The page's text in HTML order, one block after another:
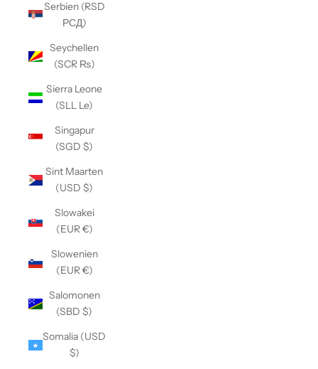
Serbien (RSD
РСД)
Seychellen
(SCR ₨)
Sierra Leone
(SLL Le)
Singapur
(SGD $)
Sint Maarten
(USD $)
Slowakei
(EUR €)
Slowenien
(EUR €)
Salomonen
(SBD $)
Somalia (USD
$)